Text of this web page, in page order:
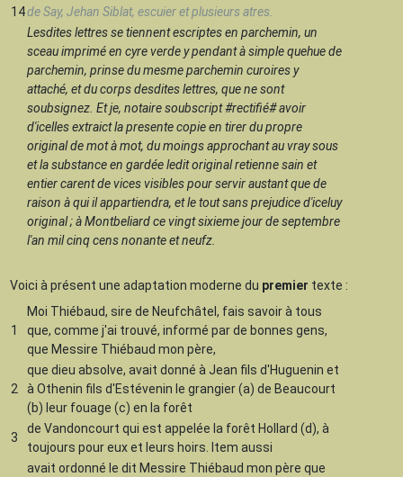
14de Say, Jehan Siblat, escuier et plusieurs atres.
Lesdites lettres se tiennent escriptes en parchemin, un
sceau imprimé en cyre verde y pendant à simple quehue de
parchemin, prinse du mesme parchemin curoires y
attaché, et du corps desdites lettres, que ne sont
soubsignez. Et je, notaire soubscript #rectifié# avoir
d'icelles extraict la presente copie en tirer du propre
original de mot à mot, du moings approchant au vray sous
et la substance en gardée ledit original retienne sain et
entier carent de vices visibles pour servir austant que de
raison à qui il appartiendra, et le tout sans prejudice d'iceluy
original ; à Montbeliard ce vingt sixieme jour de septembre
l'an mil cinq cens nonante et neufz.
Voici à présent une adaptation moderne du premier texte :
1
Moi Thiébaud, sire de Neufchâtel, fais savoir à tous
que, comme j'ai trouvé, informé par de bonnes gens,
que Messire Thiébaud mon père,
2
que dieu absolve, avait donné à Jean fils d'Huguenin et
à Othenin fils d'Estévenin le grangier (a) de Beaucourt
(b) leur fouage (c) en la forêt
3
de Vandoncourt qui est appelée la forêt Hollard (d), à
toujours pour eux et leurs hoirs. Item aussi
avait ordonné le dit Messire Thiébaud mon père que